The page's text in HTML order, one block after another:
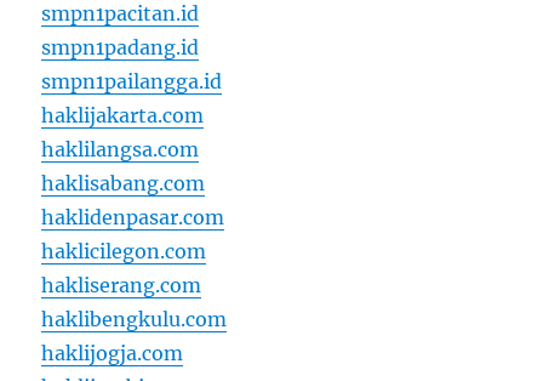
smpn1pacitan.id
smpn1padang.id
smpn1pailangga.id
haklijakarta.com
haklilangsa.com
haklisabang.com
haklidenpasar.com
haklicilegon.com
hakliserang.com
haklibengkulu.com
haklijogja.com